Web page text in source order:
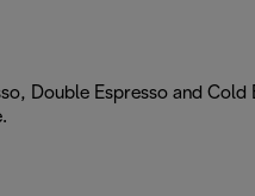
Double Espresso and